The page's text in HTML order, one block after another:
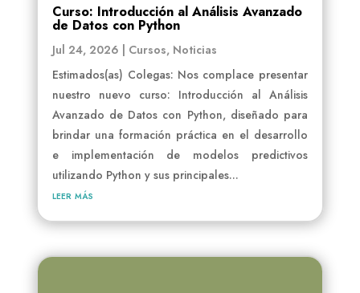
Curso: Introducción al Análisis Avanzado
de Datos con Python
Jul 24, 2026 Cursos, Noticias
Estimados(as) Colegas: Nos complace presentar
nuestro nuevo curso: Introducción al Análisis
Avanzado de Datos con Python, diseñado para
brindar una formación práctica en el desarrollo
e implementación de modelos predictivos
utilizando Python y sus principales...
leer más